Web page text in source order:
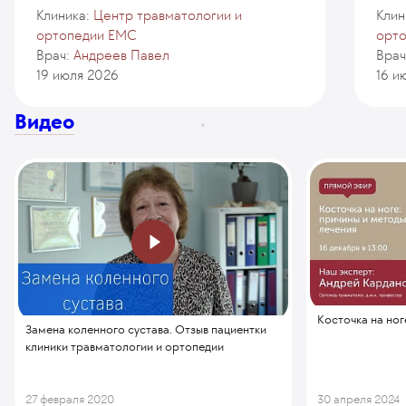
Клиника: Центр травматологии и
ортопедии EMC
Врач: Андреев Павел
19 июля 2026
16
Видео
Замена коленного сустава. Отзыв пациентки
клиники травматологии и ортопедии
27 февраля 2020
Косточка на
30 апреля 2024